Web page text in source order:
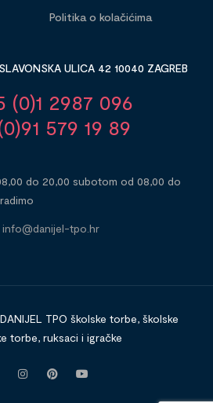
Politika o kolačićima
ULICA 42 10040 ZAGREB
(0)1 2987 096
579 19 89
do 20,00 subotom od 08,00 do
info@danijel-tpo.hr
TPO školske torbe, školske
torbe, ruksaci i igračke